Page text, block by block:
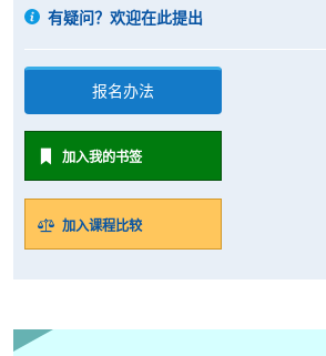
有疑问？欢迎在此提出
报名办法
加入我的书签
加入课程比较